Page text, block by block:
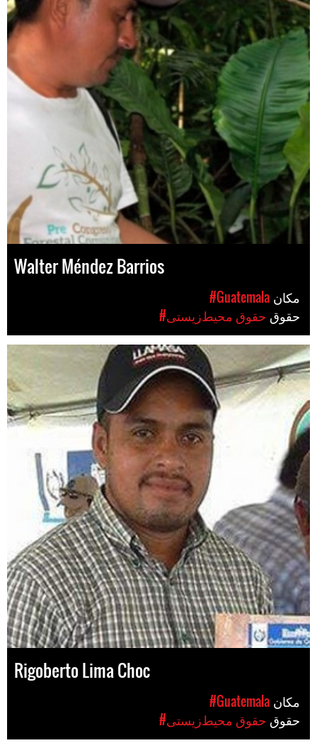
Walter Méndez Barrios
#Guatemala
#حقوق محیط‌زیستی
Rigoberto Lima Choc
#Guatemala
#حقوق محیط‌زیستی